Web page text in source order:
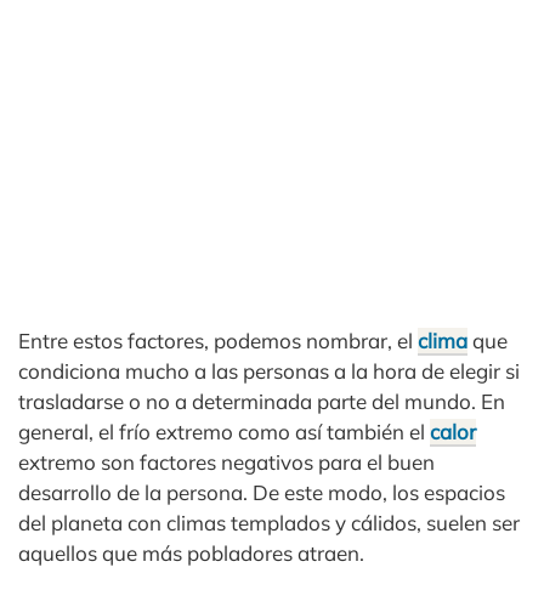
Entre estos factores, podemos nombrar, el climaque
condiciona mucho a las personas a la hora de elegir si
trasladarse o no a determinada parte del mundo. En
general, el frío extremo como así también el calor
extremo son factores negativos para el buen
desarrollo de la persona. De este modo, los espacios
del planeta con climas templados y cálidos, suelen ser
aquellos que más pobladores atraen.